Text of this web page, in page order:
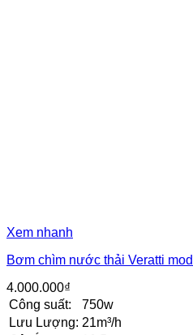
Xem nhanh
Bơm chìm nước thải Veratti
4.000.000₫
Công suất:
750w
Lưu Lượng: 21m³/h